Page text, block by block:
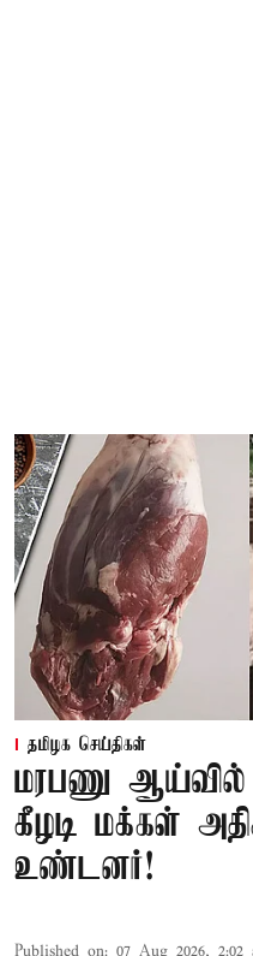
தமிழக செய்திகள்
மரபணு ஆய்வில்
கீழடி மக்கள்
உண்டனர்!